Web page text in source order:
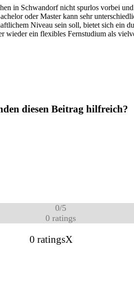
in Schwandorf nicht spurlos vorbei
oder Master kann sehr
Niveau sein soll, bietet sich ein
wieder ein flexibles Fernstudium als
diesen Beitrag hilfreich?
0/5
0ratings
0 ratingsX